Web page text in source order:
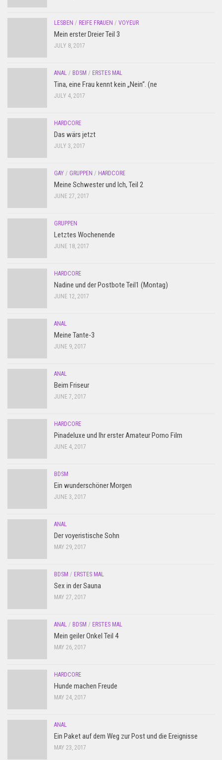
LESBEN / REIFE FRAUEN / VOYEUR
Mein erster Dreier Teil 3
JULY 8, 2017
ANAL / BDSM / ERSTES MAL
Tina, eine Frau kennt kein „Nein“. (ne
JULY 4, 2017
HARDCORE
Das wärs jetzt
JULY 3, 2017
GAY / GRUPPEN / HARDCORE
Meine Schwester und Ich, Teil 2
JUNE 27, 2017
GRUPPEN
Letztes Wochenende
JUNE 18, 2017
HARDCORE
Nadine und der Postbote Teil1 (Montag)
JUNE 12, 2017
ANAL
Meine Tante-3
JUNE 9, 2017
ANAL
Beim Friseur
JUNE 7, 2017
HARDCORE
Pinadeluxe und Ihr erster Amateur Porno Film
JUNE 4, 2017
BDSM
Ein wunderschöner Morgen
JUNE 3, 2017
ANAL
Der voyeristische Sohn
MAY 29, 2017
BDSM / ERSTES MAL
Sex in der Sauna
MAY 27, 2017
ANAL / BDSM / ERSTES MAL
Mein geiler Onkel Teil 4
MAY 26, 2017
HARDCORE
Hunde machen Freude
MAY 24, 2017
ANAL
Ein Paket auf dem Weg zur Post und die Ereignisse
MAY 23, 2017